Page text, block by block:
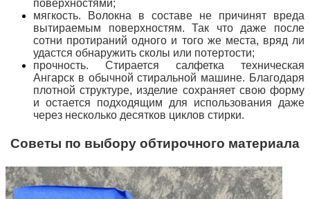
поверхностями;
мягкость. Волокна в составе не причинят вреда
вытираемым поверхностям. Так что даже после
сотни протираний одного и того же места, вряд ли
удастся обнаружить сколы или потертости;
прочность. Стирается салфетка техническая
Ангарск в обычной стиральной машине. Благодаря
плотной структуре, изделие сохраняет свою форму
и остается подходящим для использования даже
через несколько десятков циклов стирки.
Советы по выбору обтирочного материала